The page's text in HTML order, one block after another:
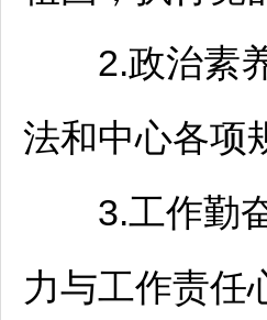
2.政治素养
法和中心各项
3.工作勤奋
力与工作责任